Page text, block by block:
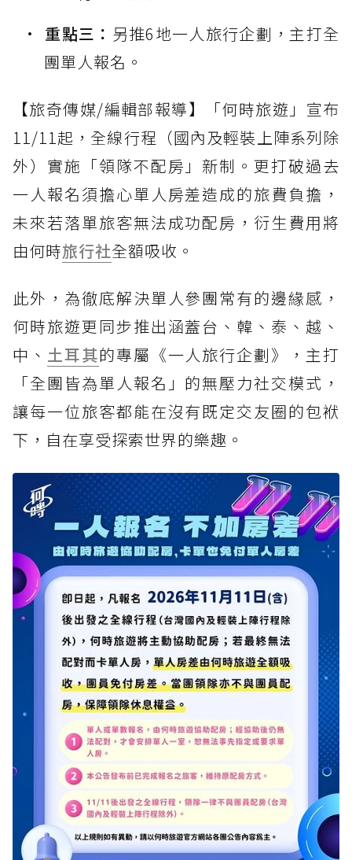
重點三： 另推6地一人旅行企劃，主打全
團單人報名。
【旅奇傳媒/編輯部報導】「何時旅遊」宣布
11/11起，全線行程（國內及輕裝上陣系列除
外）實施「領隊不配房」新制。更打破過去
一人報名須擔心單人房差造成的旅費負擔，
未來若落單旅客無法成功配房，衍生費用將
由何時旅行社全額吸收。
此外，為徹底解決單人參團常有的邊緣感，
何時旅遊更同步推出涵蓋台、韓、泰、越、
中、 土耳其的專屬《一人旅行企劃》，主打
「全團皆為單人報名」的無壓力社交模式，
讓每一位旅客都能在沒有既定交友圈的包袱
下，自在享受探索世界的樂趣。